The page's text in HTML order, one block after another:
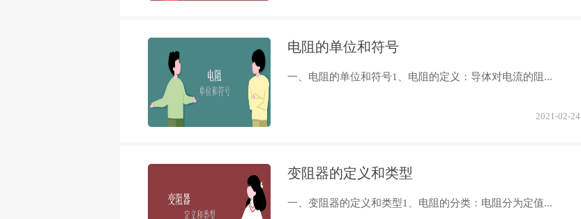
电阻的单位和符号
一、电阻的单位和符号1、电阻的定义：导体对电流的阻...
2021-02-24
变阻器的定义和类型
一、变阻器的定义和类型1、电阻的分类：电阻分为定值...